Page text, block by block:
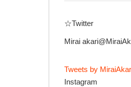
☆Twitter
Mirai
Tweets by
Instagram